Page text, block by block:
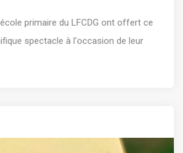
primaire du LFCDG ont offert ce
spectacle à l'occasion de leur